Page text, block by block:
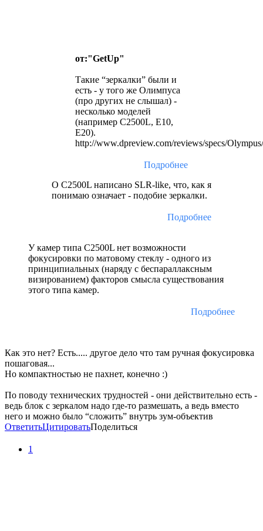
от:"GetUp"
Такие “зеркалки” были и
есть - у того же Олимпуса
(про других не слышал) -
несколько моделей
(например C2500L, Е10,
Е20).
http://www.dpreview.com/reviews/specs/Olympus/
Подробнее
О С2500L написано SLR-like, что, как я
понимаю означает - подобие зеркалки.
Подробнее
У камер типа С2500L нет возможности
фокусировки по матовому стеклу - одного из
принципиальных (наряду с беспараллаксным
визированием) факторов смысла существования
этого типа камер.
Подробнее
Как это нет? Есть..... другое дело что там ручная фокусировка
пошаговая...
Но компактностью не пахнет, конечно :)
По поводу технических трудностей - они действительно есть -
ведь блок с зеркалом надо где-то размешать, а ведь вместо
него и можно было “сложить” внутрь зум-объектив
ОтветитьЦитироватьПоделиться
1